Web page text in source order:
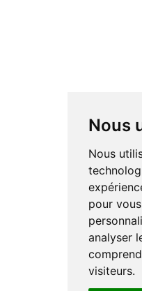
Nous
Nous
pour
analyser
visiteurs.